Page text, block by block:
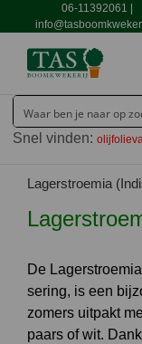
06-11392061
Contact en
Catalogus
Service
Snel vinden:
Lagerstroemia
De
sering, is een
zomers uitpakt
paars of wit.